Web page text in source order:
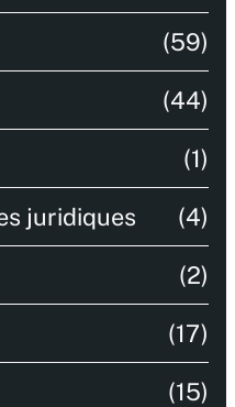
(59)
(44)
(1)
juridiques (4)
(2)
(17)
(15)